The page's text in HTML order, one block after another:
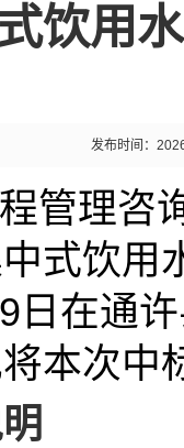
饮用
发布时间：
管理咨
式饮用
日在通
本次中